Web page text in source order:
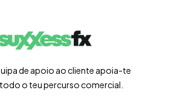
de apoio ao cliente apoia-te
o teu percurso comercial.